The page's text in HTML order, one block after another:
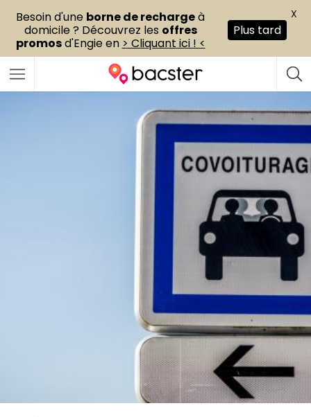
Besoin d'une borne de rechargeà
domicile ? Découvrez les offres
promosd'Engie en > Cliquant ici ! <
Plus tard
X